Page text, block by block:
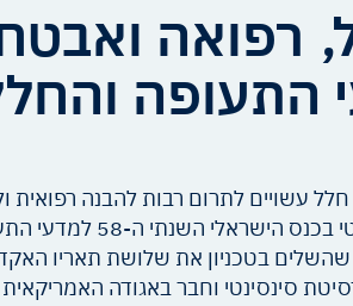
רפואה
עשויים לתרום רבות להבנה רפואית
שהשלים בטכניון את שלושת תאריו
סינסינטי וחבר באגודה